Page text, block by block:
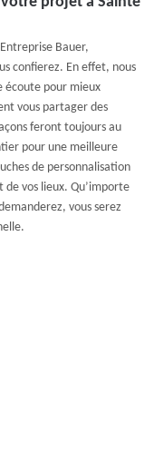
Bauer,
confierez. En effet, nous
écoute pour mieux
vous partager des
feront toujours au
pour une meilleure
de personnalisation
vos lieux. Qu’importe
vous serez